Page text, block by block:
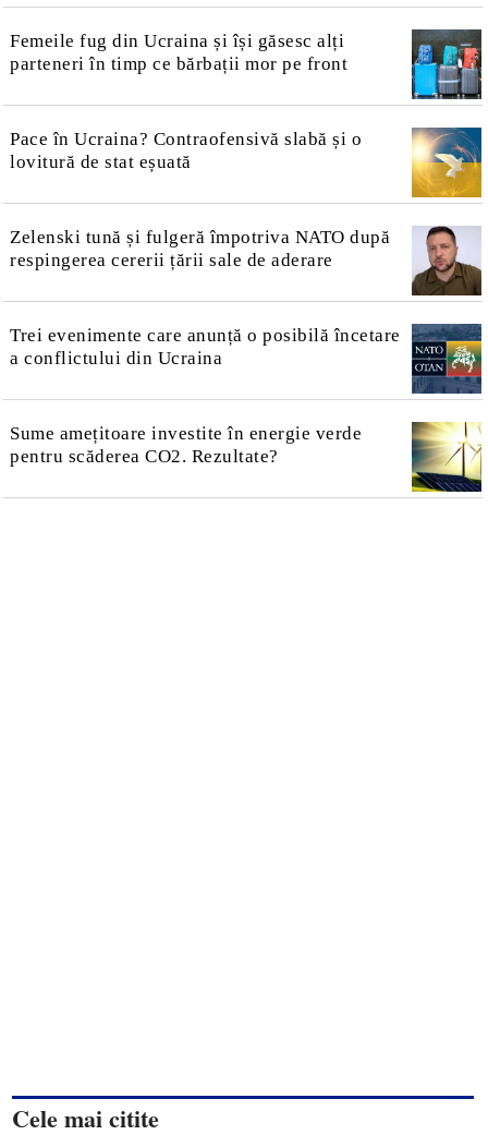
Femeile fug din Ucraina și își găsesc alți
parteneri în timp ce bărbații mor pe front
Pace în Ucraina? Contraofensivă slabă și o
lovitură de stat eșuată
Zelenski tună și fulgeră împotriva NATO după
respingerea cererii țării sale de aderare
Trei evenimente care anunță o posibilă încetare
a conflictului din Ucraina
Sume amețitoare investite în energie verde
pentru scăderea CO2. Rezultate?
Cele mai citite